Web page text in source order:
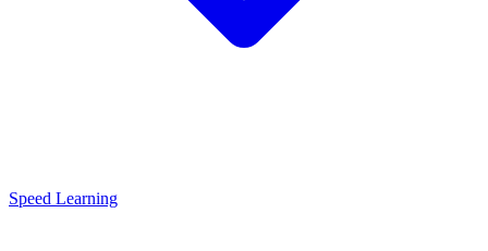
Speed Learning